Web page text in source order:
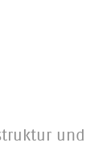
und